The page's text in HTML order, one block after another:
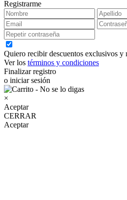
Registrarme
Quiero recibir descuentos exclusivos y
Ver los términos y condiciones
Finalizar registro
o iniciar sesión
×
Aceptar
CERRAR
Aceptar